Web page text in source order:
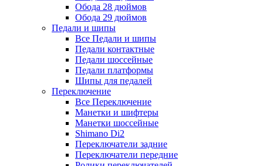
Обода 28 дюймов
Обода 29 дюймов
Педали и шипы
Все Педали и шипы
Педали контактные
Педали шоссейные
Педали платформы
Шипы для педалей
Переключение
Все Переключение
Манетки и шифтеры
Манетки шоссейные
Shimano Di2
Переключатели задние
Переключатели передние